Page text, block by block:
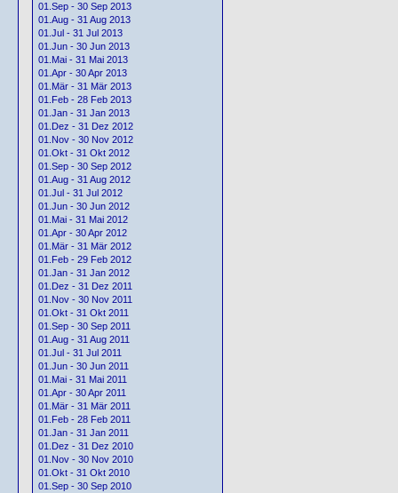
01.Sep - 30 Sep 2013
01.Aug - 31 Aug 2013
01.Jul - 31 Jul 2013
01.Jun - 30 Jun 2013
01.Mai - 31 Mai 2013
01.Apr - 30 Apr 2013
01.Mär - 31 Mär 2013
01.Feb - 28 Feb 2013
01.Jan - 31 Jan 2013
01.Dez - 31 Dez 2012
01.Nov - 30 Nov 2012
01.Okt - 31 Okt 2012
01.Sep - 30 Sep 2012
01.Aug - 31 Aug 2012
01.Jul - 31 Jul 2012
01.Jun - 30 Jun 2012
01.Mai - 31 Mai 2012
01.Apr - 30 Apr 2012
01.Mär - 31 Mär 2012
01.Feb - 29 Feb 2012
01.Jan - 31 Jan 2012
01.Dez - 31 Dez 2011
01.Nov - 30 Nov 2011
01.Okt - 31 Okt 2011
01.Sep - 30 Sep 2011
01.Aug - 31 Aug 2011
01.Jul - 31 Jul 2011
01.Jun - 30 Jun 2011
01.Mai - 31 Mai 2011
01.Apr - 30 Apr 2011
01.Mär - 31 Mär 2011
01.Feb - 28 Feb 2011
01.Jan - 31 Jan 2011
01.Dez - 31 Dez 2010
01.Nov - 30 Nov 2010
01.Okt - 31 Okt 2010
01.Sep - 30 Sep 2010